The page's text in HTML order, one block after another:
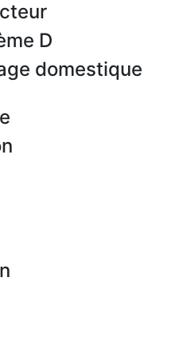
D
domestique